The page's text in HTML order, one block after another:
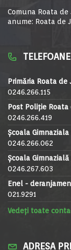
Comuna Roata
anume: Roata de
Primăria Roata de
0246.266.115
Post Poliție Roata
0246.266.419
Școala
0246.266.062
Școala
0246.267.603
Enel -
021.9291
Vedeți toate
ADRESA